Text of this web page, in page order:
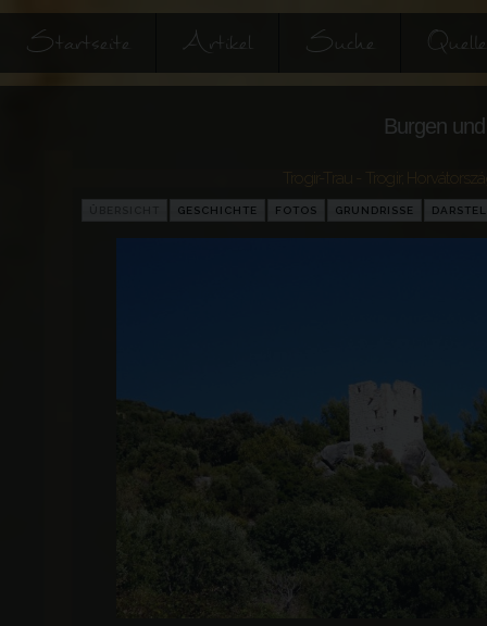
Startseite Artikel Suche
Burgen
Trogir-Trau - Trogir
GESCHICHTE FOTOS GRUNDRISSE